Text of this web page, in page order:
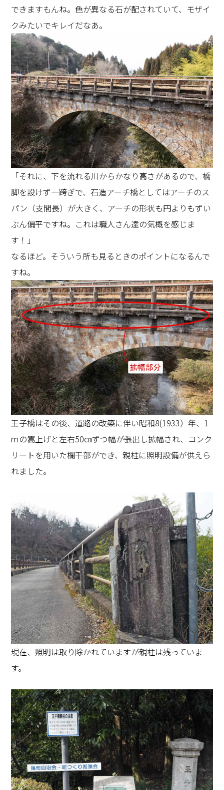
できますもんね。色が異なる石が配されていて、モザイ
クみたいでキレイだなあ。
「それに、下を流れる川からかなり高さがあるので、橋
脚を設けず一跨ぎで、石造アーチ橋としてはアーチのス
パン（支間長）が大きく、アーチの形状も円よりもずい
ぶん偏平ですね。これは職人さん達の気概を感じま
す！」
なるほど。そういう所も見るときのポイントになるんで
すね。
王子橋はその後、道路の改築に伴い昭和8(1933）年、1
ｍの嵩上げと左右50㎝ずつ幅が張出し拡幅され、コンク
リートを用いた欄干部ができ、親柱に照明設備が供えら
れました。
現在、照明は取り除かれていますが親柱は残っていま
す。